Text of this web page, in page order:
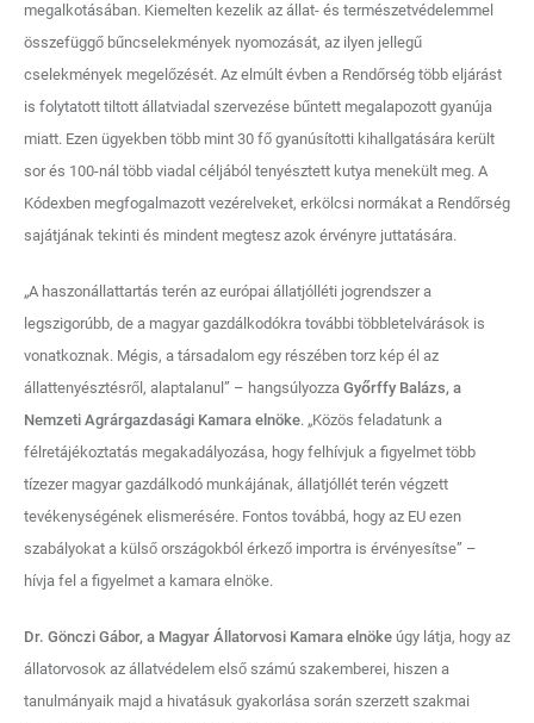
megalkotásában. Kiemelten kezelik az állat- és természetvédelemmel
összefüggő bűncselekmények nyomozását, az ilyen jellegű
cselekmények megelőzését. Az elmúlt évben a Rendőrség több eljárást
is folytatott tiltott állatviadal szervezése bűntett megalapozott gyanúja
miatt. Ezen ügyekben több mint 30 fő gyanúsítotti kihallgatására került
sor és 100-nál több viadal céljából tenyésztett kutya menekült meg. A
Kódexben megfogalmazott vezérelveket, erkölcsi normákat a Rendőrség
sajátjának tekinti és mindent megtesz azok érvényre juttatására.
„A haszonállattartás terén az európai állatjólléti jogrendszer a
legszigorúbb, de a magyar gazdálkodókra további többletelvárások is
vonatkoznak. Mégis, a társadalom egy részében torz kép él az
állattenyésztésről, alaptalanul” – hangsúlyozza Győrffy Balázs, a
Nemzeti Agrárgazdasági Kamara elnöke. „Közös feladatunk a
félretájékoztatás megakadályozása, hogy felhívjuk a figyelmet több
tízezer magyar gazdálkodó munkájának, állatjóllét terén végzett
tevékenységének elismerésére. Fontos továbbá, hogy az EU ezen
szabályokat a külső országokból érkező importra is érvényesítse” –
hívja fel a figyelmet a kamara elnöke.
Dr. Gönczi Gábor, a Magyar Állatorvosi Kamara elnöke úgy látja, hogy az
állatorvosok az állatvédelem első számú szakemberei, hiszen a
tanulmányaik majd a hivatásuk gyakorlása során szerzett szakmai